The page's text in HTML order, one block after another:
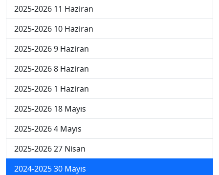
2025-2026 11 Haziran
2025-2026 10 Haziran
2025-2026 9 Haziran
2025-2026 8 Haziran
2025-2026 1 Haziran
2025-2026 18 Mayıs
2025-2026 4 Mayıs
2025-2026 27 Nisan
2024-2025 30 Mayıs